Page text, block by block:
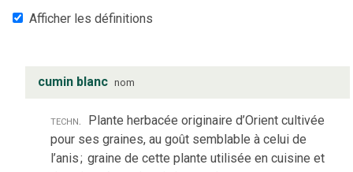
Afficher les définitions
cumin blanc nom
techn. Plante herbacée originaire d’Orient cultivée
pour ses graines, au goût semblable à celui de
l’anis; graine de cette plante utilisée en cuisine et